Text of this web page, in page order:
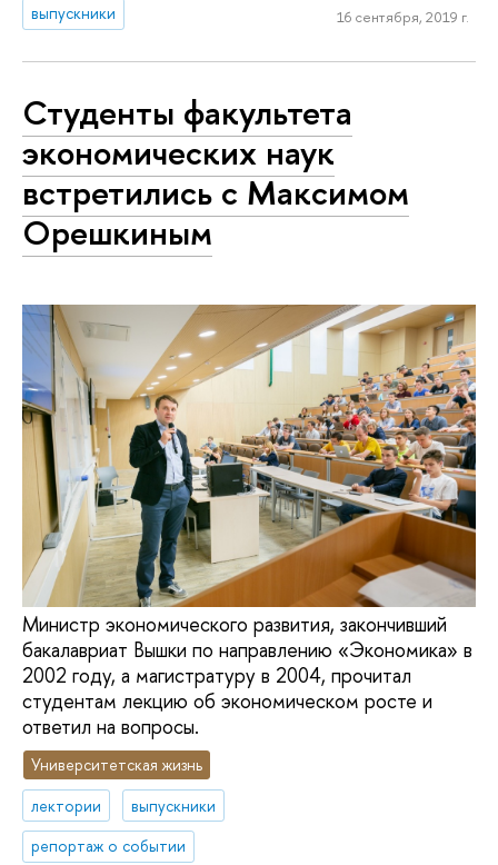
выпускники 16 сентября, 2019 г.
Студенты факультета
экономических наук
встретились с Максимом
Орешкиным
Министр экономического развития, закончивший
бакалавриат Вышки по направлению «Экономика» в
2002 году, а магистратуру в 2004, прочитал
студентам лекцию об экономическом росте и
ответил на вопросы.
Университетская жизнь
лектории
выпускники
репортаж о событии